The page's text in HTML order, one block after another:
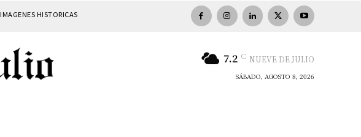
IMAGENES HISTORICAS
7.2 C NUEVE DE JULIO
SÁBADO, AGOSTO 8, 2026